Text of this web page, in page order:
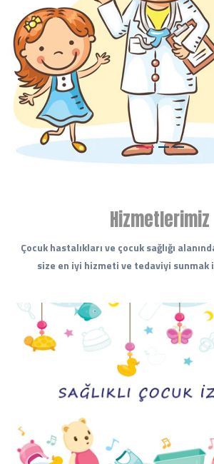
Hizmetlerimiz
Çocuk hastalıkları ve çocuk sağlığı
size en iyi hizmeti ve tedaviyi sunmak